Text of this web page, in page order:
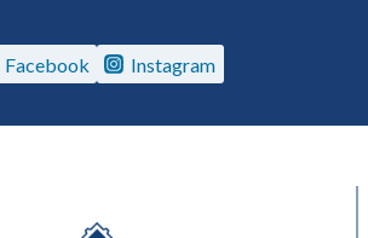
Facebook Instagram